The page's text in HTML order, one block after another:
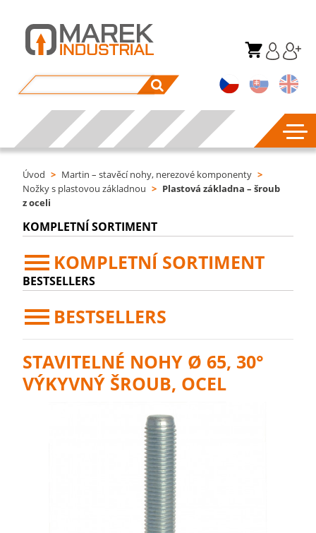
Úvod > Martin – stavěcí nohy, nerezové komponenty >
Nožky s plastovou základnou > Plastová základna – šroub
z oceli
KOMPLETNÍ SORTIMENT
KOMPLETNÍ SORTIMENT
BESTSELLERS
BESTSELLERS
STAVITELNÉ NOHY Ø 65, 30°
VÝKYVNÝ ŠROUB, OCEL